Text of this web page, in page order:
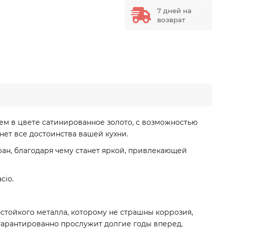
7 дней на
возврат
в цвете сатинированное золото, с возможностью
все достоинства вашей кухни.
благодаря чему станет яркой, привлекающей
металла, которому не страшны коррозия,
прослужит долгие годы вперед.